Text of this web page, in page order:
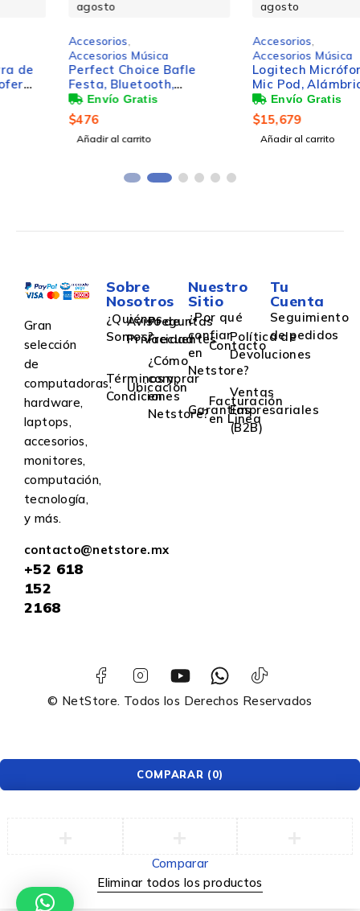
,
Accesorios Música
Perfect Choice Bafle
Festa, Bluetooth,
Inalámbrico, 1500W
PMPO, USB, Negro
Añadir al carrito
,
Accesorios Música
Logitech Micrófono Rally
Mic Pod, Alámbrico,
Añadir al carrito
Gran
selección
de
computadoras,
hardware,
laptops,
accesorios,
monitores,
computación,
tecnología,
y más.
contacto@netstore.mx
+52 618
152
2168
Sobre
Nosotros
¿Quiénes
Somos?
Aviso de
Privacidad
Preguntas
Frecuentes
Términos y
Condiciones
Ubicación
¿Cómo
comprar
en
Netstore?
Nuestro
Sitio
¿Por qué
confiar
en
Netstore?
Contacto
Política de
Devoluciones
Garantías
Facturación
en Linea
Ventas
Empresariales
(B2B)
Tu
Cuenta
Seguimiento
de pedidos
© NetStore. Todos los Derechos Reservados
COMPARAR (0)
Comparar
Eliminar todos los productos